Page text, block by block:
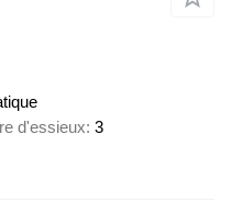
d'essieux 3